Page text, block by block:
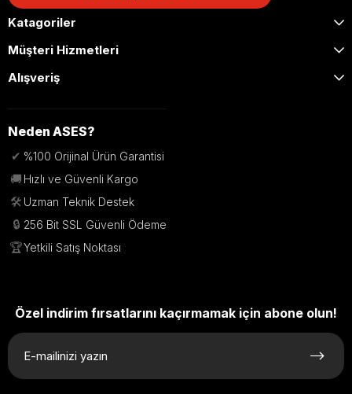
Katagoriler
Müşteri Hizmetleri
Alışveriş
Neden ASES?
✔ %100 Orijinal Ürün Garantisi
🚚 Hızlı ve Güvenli Kargo
🛠️ Uzman Teknik Destek
🔒 256 Bit SSL Güvenli Ödeme
🏆Yetkili Satış Noktası
Özel indirim fırsatlarını kaçırmamak için abone olun!